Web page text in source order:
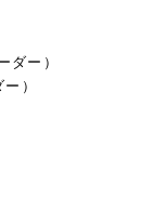
ダー）
）